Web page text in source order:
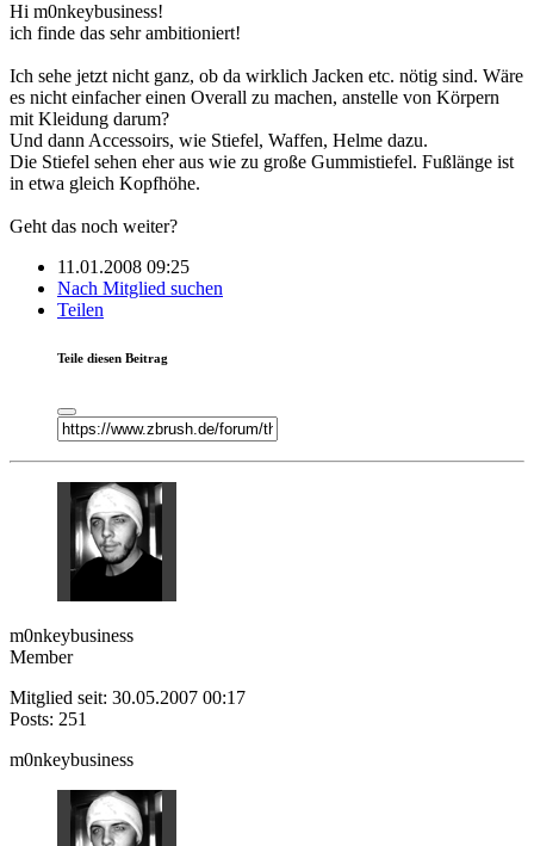
Hi m0nkeybusiness!
ich finde das sehr ambitioniert!
Ich sehe jetzt nicht ganz, ob da wirklich Jacken etc. nötig sind. Wäre
es nicht einfacher einen Overall zu machen, anstelle von Körpern
mit Kleidung darum?
Und dann Accessoirs, wie Stiefel, Waffen, Helme dazu.
Die Stiefel sehen eher aus wie zu große Gummistiefel. Fußlänge ist
in etwa gleich Kopfhöhe.
Geht das noch weiter?
11.01.2008 09:25
Nach Mitglied suchen
Teilen
Teile diesen Beitrag
m0nkeybusiness
Member
Mitglied seit: 30.05.2007 00:17
Posts: 251
m0nkeybusiness